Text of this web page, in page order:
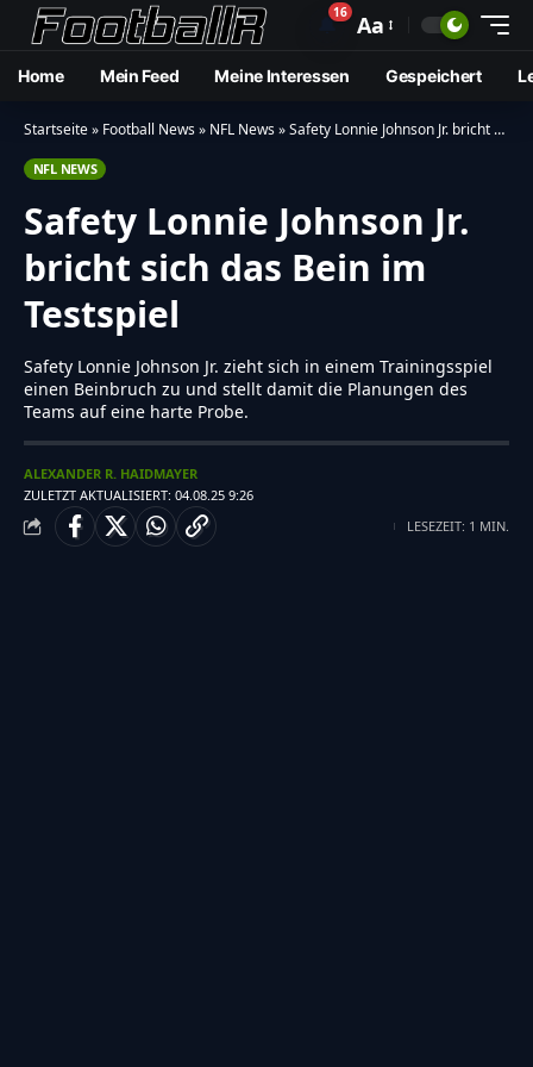
🔔16 Aa
Home Mein Feed Meine Interessen Gespeichert
Startseite» Football News» NFL News»Safety Lonnie Johnson Jr. bricht sich das Bein im Testspiel
NFL NEWS
Safety Lonnie Johnson Jr.
bricht sich das Bein im
Testspiel
Safety Lonnie Johnson Jr. zieht sich in einem Trainingsspiel
einen Beinbruch zu und stellt damit die Planungen des
Teams auf eine harte Probe.
ZULETZT AKTUALISIERT: 04.08.25 9:26
ALEXANDER R. HAIDMAYER
LESEZEIT: 1 MIN.